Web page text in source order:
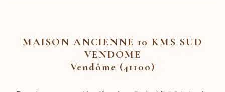
MAISON ANCIENNE 10 KMS SUD
VENDOME
Vendôme (41100)